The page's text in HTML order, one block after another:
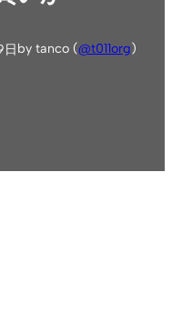
by tanco (@t011org)